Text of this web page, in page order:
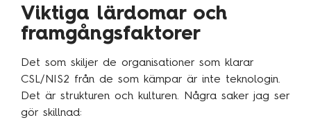
Viktiga lärdomar och
framgångsfaktorer
Det som skiljer de organisationer som klarar
CSL/NIS2 från de som kämpar är inte teknologin.
Det är strukturen och kulturen. Några saker jag ser
gör skillnad: